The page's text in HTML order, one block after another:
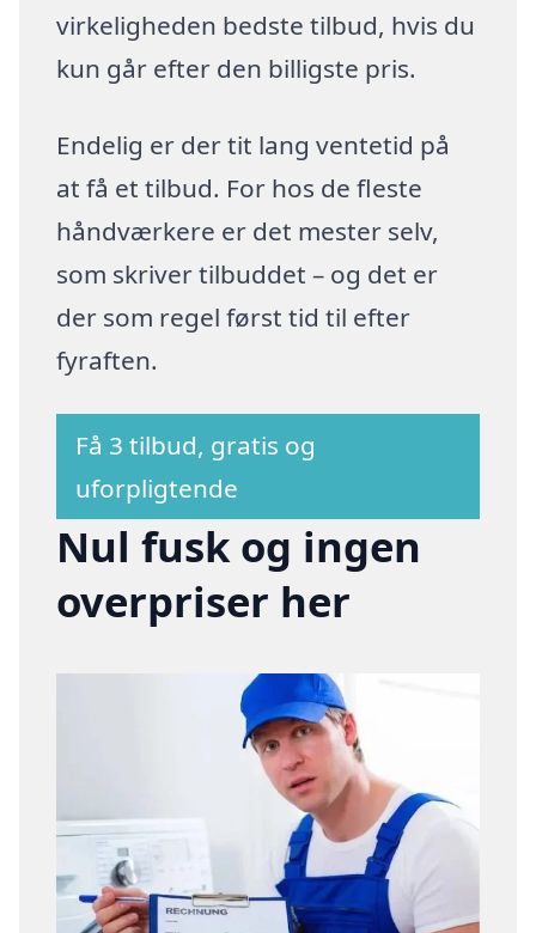
virkeligheden bedste tilbud, hvis du
kun går efter den billigste pris.
Endelig er der tit lang ventetid på
at få et tilbud. For hos de fleste
håndværkere er det mester selv,
som skriver tilbuddet – og det er
der som regel først tid til efter
fyraften.
Få 3 tilbud, gratis og
uforpligtende
Nul fusk og ingen
overpriser her